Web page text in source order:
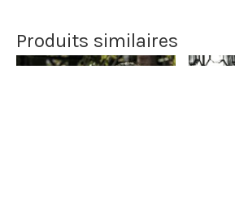
Produits similaires